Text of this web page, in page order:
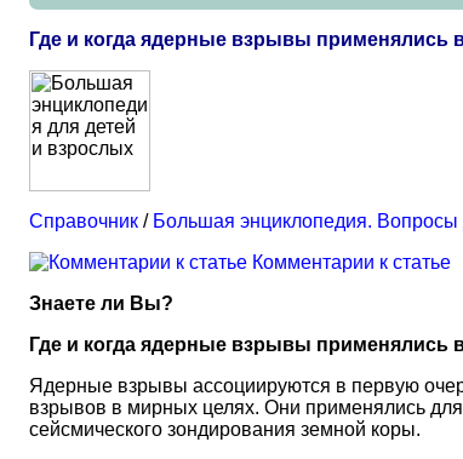
Где и когда ядерные взрывы
Справочник / Большая энциклопедия.
Комментарии к статье
Знаете ли Вы?
Где и когда ядерные взрывы применялись
Ядерные взрывы ассоциируются в первую
взрывов в мирных целях. Они применялись
сейсмического зондирования земной коры.